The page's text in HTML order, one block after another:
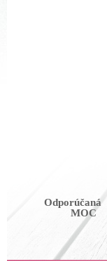
Odporúčaná
MOC